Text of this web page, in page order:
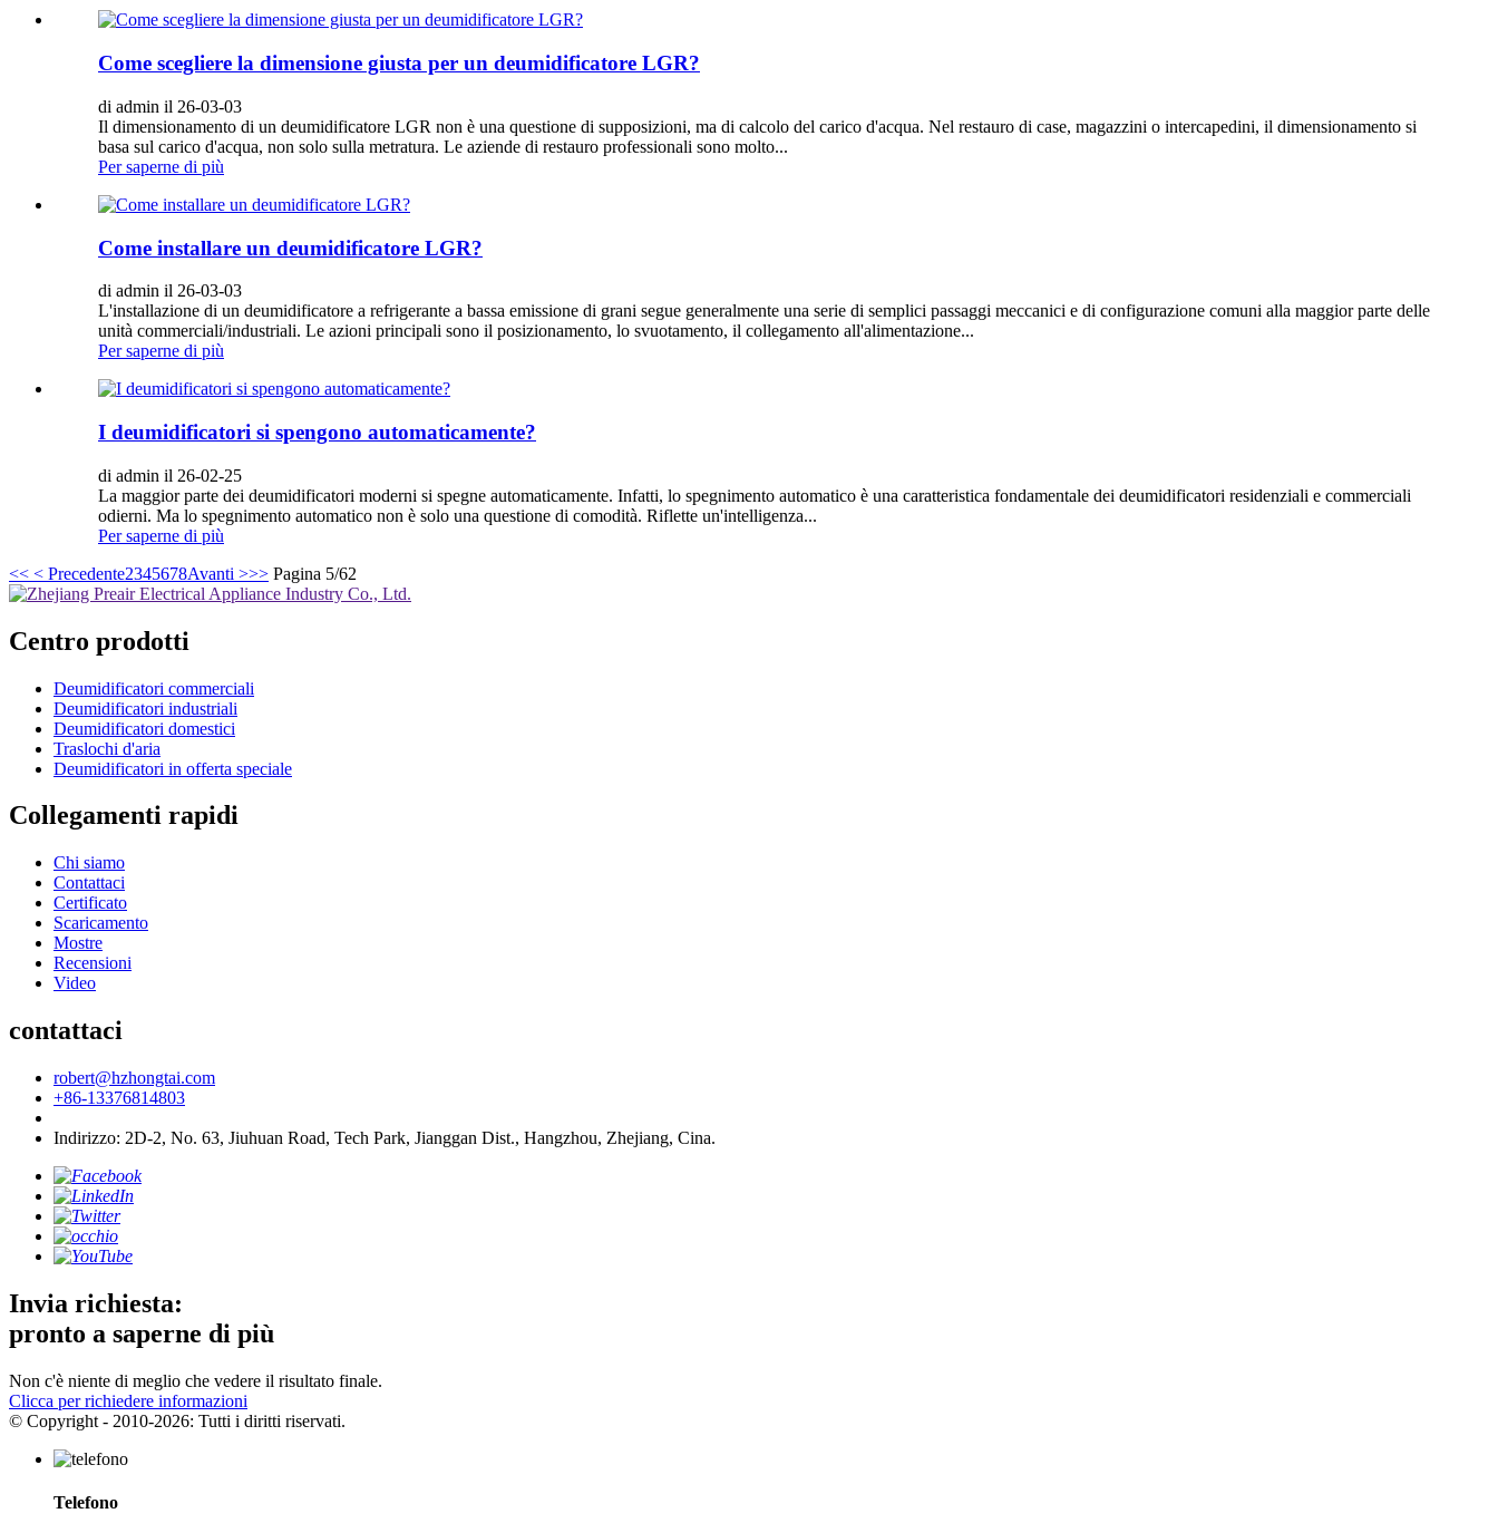
Come scegliere la dimensione giusta per un deumidificatore LGR?
di admin il 26-03-03
Il dimensionamento di un deumidificatore LGR non è una questione di supposizioni, ma di calcolo del carico d'acqua. Nel restauro di case, magazzini o intercapedini, il dimensionamento si
basa sul carico d'acqua, non solo sulla metratura. Le aziende di restauro professionali sono molto...
Per saperne di più
Come installare un deumidificatore LGR?
di admin il 26-03-03
L'installazione di un deumidificatore a refrigerante a bassa emissione di grani segue generalmente una serie di semplici passaggi meccanici e di configurazione comuni alla maggior parte delle
unità commerciali/industriali. Le azioni principali sono il posizionamento, lo svuotamento, il collegamento all'alimentazione...
Per saperne di più
I deumidificatori si spengono automaticamente?
di admin il 26-02-25
La maggior parte dei deumidificatori moderni si spegne automaticamente. Infatti, lo spegnimento automatico è una caratteristica fondamentale dei deumidificatori residenziali e commerciali
odierni. Ma lo spegnimento automatico non è solo una questione di comodità. Riflette un'intelligenza...
Per saperne di più
<< < Precedente2345678Avanti >>> Pagina 5/62
Centro prodotti
Deumidificatori commerciali
Deumidificatori industriali
Deumidificatori domestici
Traslochi d'aria
Deumidificatori in offerta speciale
Collegamenti rapidi
Chi siamo
Contattaci
Certificato
Scaricamento
Mostre
Recensioni
Video
contattaci
robert@hzhongtai.com
+86-13376814803
Indirizzo: 2D-2, No. 63, Jiuhuan Road, Tech Park, Jianggan Dist., Hangzhou, Zhejiang, Cina.
Invia richiesta:
pronto a saperne di più
Non c'è niente di meglio che vedere il risultato finale.
Clicca per richiedere informazioni
© Copyright - 2010-2026: Tutti i diritti riservati.
Telefono